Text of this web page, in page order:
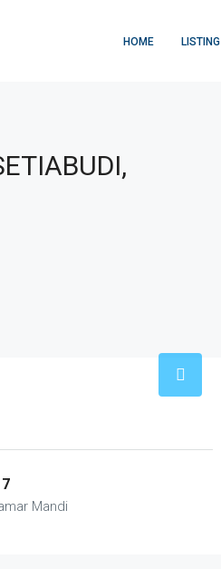
HOME LISTING
7
Mandi